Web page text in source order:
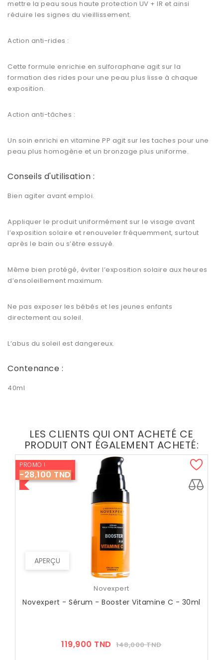
mettre la peau sous haute protection UV + IR et ainsi
réduire les signes du vieillissement.
Action anti-rides :
Cette formule enrichie en sulforaphane agit sur la
formation des rides pour une peau plus lisse à chaque
exposition.
Action anti-tâches :
Un soin enrichi en vitamine PP agit sur les taches pour une
peau plus homogène et un bronzage plus uniforme.
Conseils d'utilisation :
Bien agiter avant emploi.
Appliquer le produit uniformément sur le visage avant
l’exposition solaire et renouveler fréquemment, surtout
après le bain ou s’être essuyé.
Même bien protégé, éviter l’exposition solaire aux heures
d’ensoleillement maximum.
Ne pas exposer les bébés et les jeunes enfants
directement au soleil.
L’abus du soleil est dangereux.
Contenance :
40ml
LES CLIENTS QUI ONT ACHETÉ CE
PRODUIT ONT ÉGALEMENT ACHETÉ:
APERÇU
PROMO !
-28,100 TND
Novexpert
Novexpert - Sérum - Booster Vitamine C - 30ml
119,900 TND Prix
148,000 TNDPrix